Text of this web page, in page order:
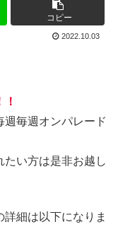
コピー
2022.10.03
週毎週オンパレード
たい方は是非お越し
細は以下になりま